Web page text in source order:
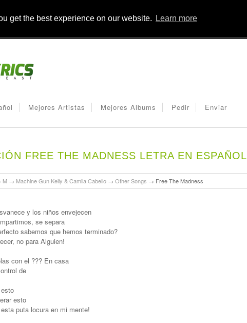
get the best experience on our website. Learn more
Mejores Artistas Mejores Albums Pedir Enviar
FREE THE MADNESS LETRA EN ESPAÑOL
M → Machine Gun Kelly & Camila Cabello → Other Songs → Free The Madness
y los niños envejecen
se separa
sabemos que hemos terminado?
no para Alguien!
con el ??? En casa
de
esto
puta locura en mi mente!